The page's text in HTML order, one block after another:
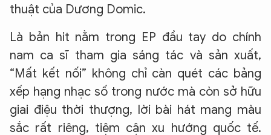
thuật của Dương Domic.
Là bản hit nằm trong EP đầu tay do chính
nam ca sĩ tham gia sáng tác và sản xuất,
“Mất kết nối” không chỉ càn quét các bảng
xếp hạng nhạc số trong nước mà còn sở hữu
giai điệu thời thượng, lời bài hát mang màu
sắc rất riêng, tiệm cận xu hướng quốc tế.